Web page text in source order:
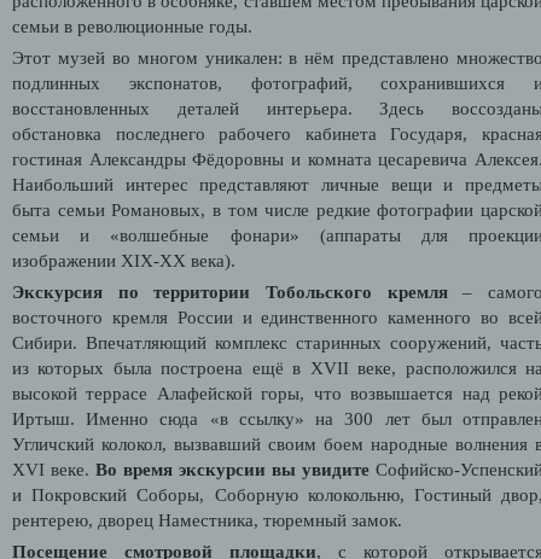
семьи в революционные годы.
Этот музей во многом уникален: в нём представлено
подлинных экспонатов, фотографий, сохранившихся
восстановленных деталей интерьера. Здесь
обстановка последнего рабочего кабинета Государя,
гостиная Александры Фёдоровны и комната цесаревича
Наибольший интерес представляют личные вещи и
быта семьи Романовых, в том числе редкие фотографии
семьи и «волшебные фонари» (аппараты для
изображении XIX-XX века).
Экскурсия по территории Тобольского кремля–
восточного кремля России и единственного каменного во
Сибири. Впечатляющий комплекс старинных сооружений,
из которых была построена ещё в XVII веке, расположился
высокой террасе Алафейской горы, что возвышается над
Иртыш. Именно сюда «в ссылку» на 300 лет был
Угличский колокол, вызвавший своим боем народные волнения
XVI веке. Во время экскурсии вы увидите Софийско-
и Покровский Соборы, Соборную колокольню, Гостиный
рентерею, дворец Наместника, тюремный замок.
Посещение смотровой площадки, с которой